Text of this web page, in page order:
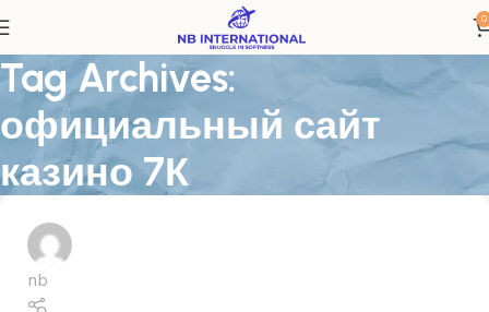
0
Tag Archives:
официальный сайт
казино 7К
nb